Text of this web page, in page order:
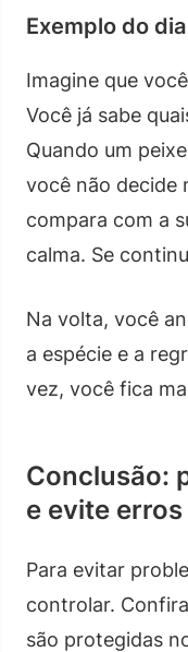
Exemplo do
Imagine que
Você já sabe
Quando um
você não decide
compara com a
calma. Se
Na volta, você
a espécie e a
vez, você fica
Conclusão:
e evite
Para evitar
controlar.
são protegidas